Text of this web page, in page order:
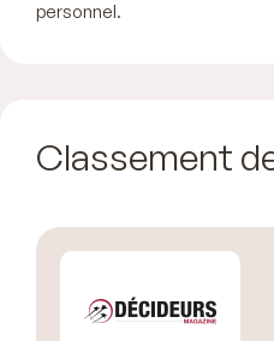
personnel.
Classement